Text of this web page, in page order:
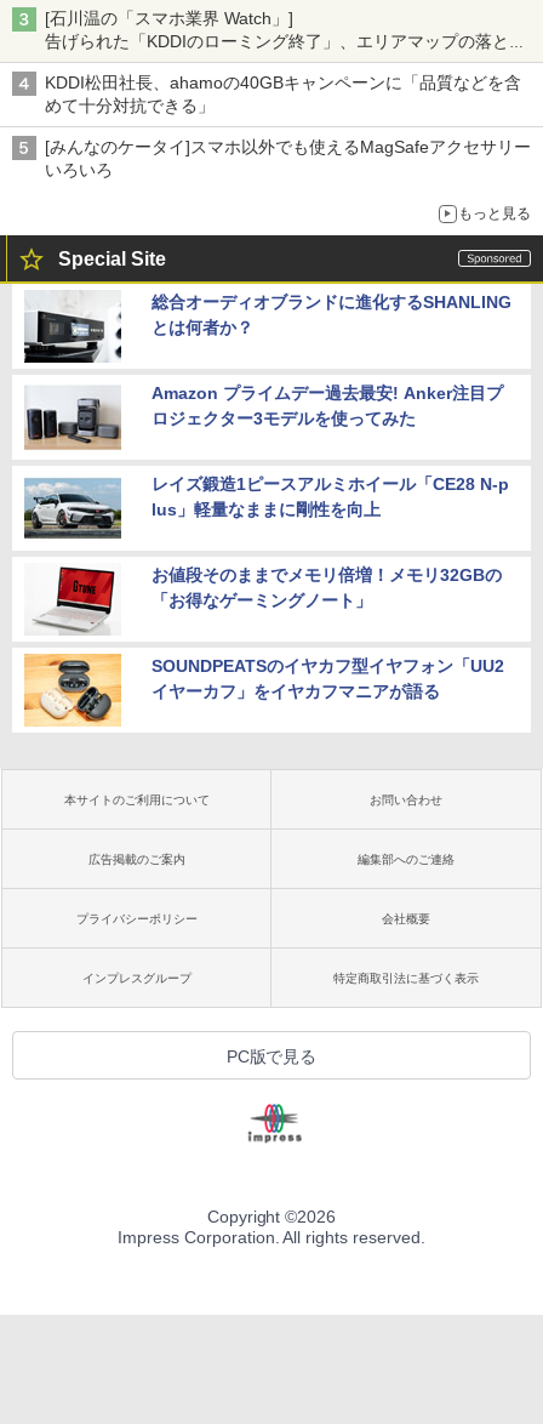
[石川温の「スマホ業界 Watch」]
告げられた「KDDIのローミング終了」、エリアマップの落とし
穴と楽天モバイルの課題
KDDI松田社長、ahamoの40GBキャンペーンに「品質などを含
めて十分対抗できる」
[みんなのケータイ]スマホ以外でも使えるMagSafeアクセサリー
いろいろ
もっと見る
Special Site
総合オーディオブランドに進化するSHANLING
とは何者か？
Amazon プライムデー過去最安! Anker注目プ
ロジェクター3モデルを使ってみた
レイズ鍛造1ピースアルミホイール「CE28 N-p
lus」軽量なままに剛性を向上
お値段そのままでメモリ倍増！メモリ32GBの
「お得なゲーミングノート」
SOUNDPEATSのイヤカフ型イヤフォン「UU2
イヤーカフ」をイヤカフマニアが語る
本サイトのご利用について お問い合わせ
広告掲載のご案内 編集部へのご連絡
プライバシーポリシー 会社概要
インプレスグループ 特定商取引法に基づく表示
PC版で見る
Copyright ©2026
Impress Corporation. All rights reserved.